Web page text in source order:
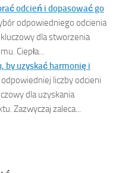
odcień i dopasować go
odpowiedniego odcienia
dla stworzenia
Ciepła...
by uzyskać harmonię i
liczby odcieni
dla uzyskania
Zazwyczaj zaleca...